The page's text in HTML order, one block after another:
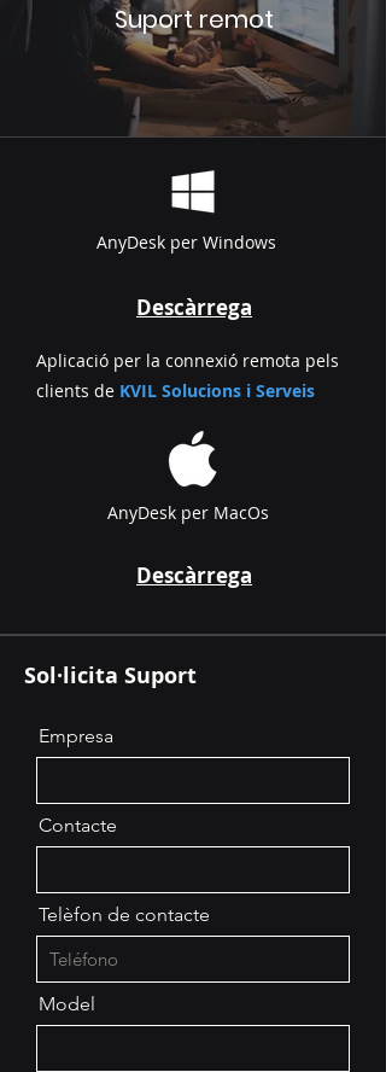
Suport remot
AnyDesk per Windows
Descàrrega
Aplicació per la connexió remota pels
clients de KVIL Solucions i Serveis
AnyDesk per MacOs
Descàrrega
Sol·licita Suport
Empresa
Contacte
Telèfon de contacte
Model